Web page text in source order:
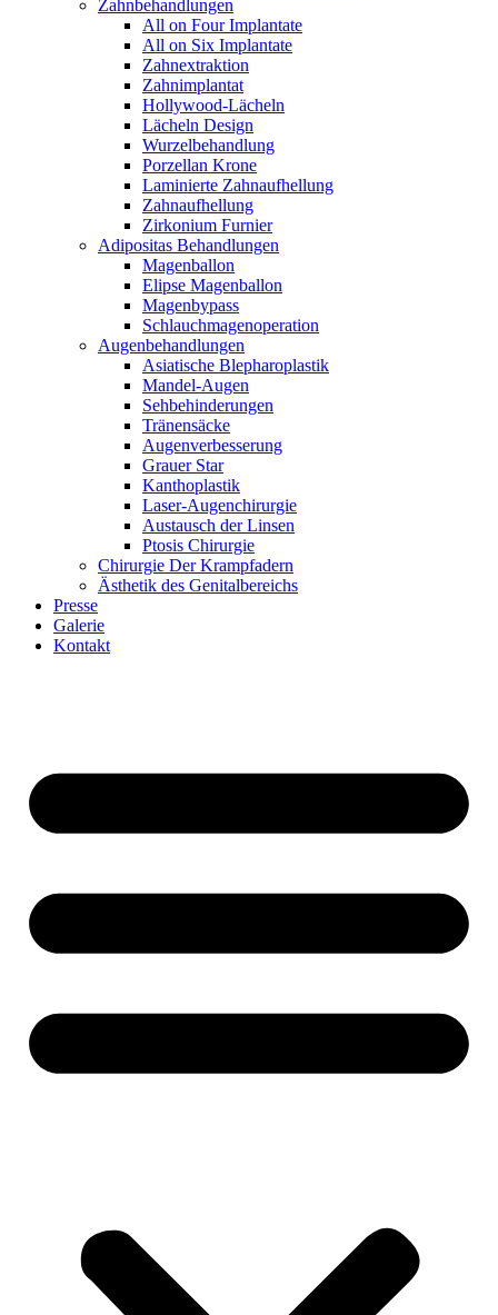
Zahnbehandlungen
All on Four Implantate
All on Six Implantate
Zahnextraktion
Zahnimplantat
Hollywood-Lächeln
Lächeln Design
Wurzelbehandlung
Porzellan Krone
Laminierte Zahnaufhellung
Zahnaufhellung
Zirkonium Furnier
Adipositas Behandlungen
Magenballon
Elipse Magenballon
Magenbypass
Schlauchmagenoperation
Augenbehandlungen
Asiatische Blepharoplastik
Mandel-Augen
Sehbehinderungen
Tränensäcke
Augenverbesserung
Grauer Star
Kanthoplastik
Laser-Augenchirurgie
Austausch der Linsen
Ptosis Chirurgie
Chirurgie Der Krampfadern
Ästhetik des Genitalbereichs
Presse
Galerie
Kontakt